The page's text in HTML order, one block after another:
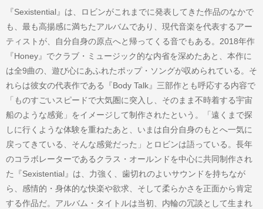
『Sexistential』は、ロビンがこれまでに発表してきた作品のなかで
も、最も高揚感に満ちたアルバムであり、現代音楽を代表するアー
ティストが、自分自身の原点へと帰ってくる音でもある。2018年作
『Honey』でクラブ・ミュージック的な内省を深めたあと、本作に
は全9曲の、遊び心にあふれたポップ・ソングが収められている。そ
れらは彼女の代表作である『Body Talk』三部作とも呼応する内容で
「ものすごいスピードで大気圏に突入し、そのまま不時着する宇宙
船のような感覚」をイメージして制作されたという。「遠くまで探
しに行くような体験を重ねたあと、いまは自分自身のもとへ一気に
戻ってきている、そんな感覚だった」とロビンは語っている。長年
のコラボレーターであるクラス・オールンドを中心に共同制作され
た『Sexistential』は、力強く、歯切れのよいサウンドを持ちなが
ら、感情的・身体的な快楽や欲求、そして柔らかさを正面から肯定
する作品だ。アルバム・タイトルは当初、内輪の冗談として生まれ